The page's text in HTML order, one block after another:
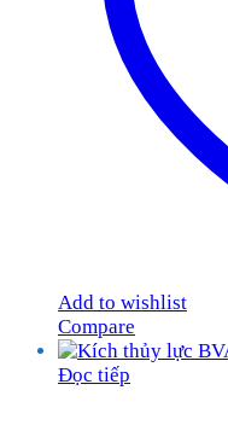
Add to wishlist
Compare
Đọc tiếp